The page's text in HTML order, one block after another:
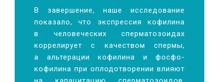
В завершение, наше исследование
показало, что экспрессия кофилина
в человеческих сперматозоидах
коррелирует с качеством спермы,
а альтерации кофилина и фосфо-
кофилина при оплодотворении влияют